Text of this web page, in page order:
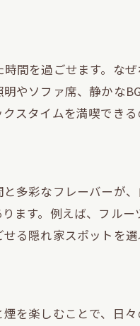
伝授
方
方
間を過ごせます。な
やソファ席、静かな
スタイムを満喫できる
多彩なフレーバーが
ます。例えば、フル
る隠れ家スポットを選
を楽しむことで、日